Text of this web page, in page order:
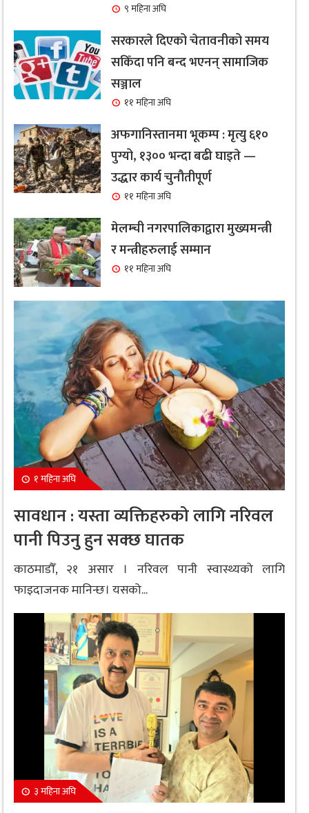
९ महिना अघि
सरकारले दिएको चेतावनीको समय
सकिँदा पनि बन्द भएनन् सामाजिक
सञ्जाल
११ महिना अघि
अफगानिस्तानमा भूकम्प : मृत्यु ६१०
पुग्यो, १३०० भन्दा बढी घाइते —
उद्धार कार्य चुनौतीपूर्ण
११ महिना अघि
मेलम्ची नगरपालिकाद्वारा मुख्यमन्त्री
र मन्त्रीहरुलाई सम्मान
११ महिना अघि
१ महिना अघि
सावधान : यस्ता व्यक्तिहरुको लागि नरिवल
पानी पिउनु हुन सक्छ घातक
काठमाडौँ, २१ असार । नरिवल पानी स्वास्थ्यको लागि
फाइदाजनक मानिन्छ। यसको...
३ महिना अघि